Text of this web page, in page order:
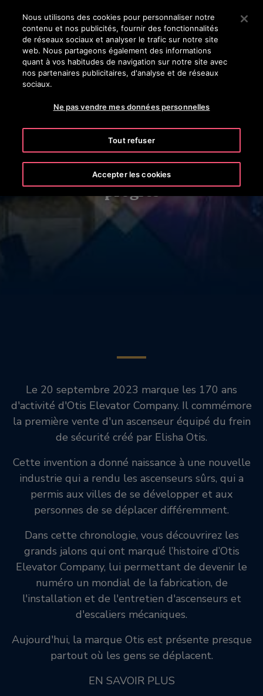
Appuyez sur Entrée pour passer au contenu principal
RECHERCHER
Notre histoire:
Une histoire d’innovations et de
progrès
Le 20 septembre 2023 marque les 170 ans
d'activité d'Otis Elevator Company. Il commémore
la première vente d'un ascenseur équipé du frein
de sécurité créé par Elisha Otis.
Cette invention a donné naissance à une nouvelle
industrie qui a rendu les ascenseurs sûrs, qui a
permis aux villes de se développer et aux
personnes de se déplacer différemment.
Dans cette chronologie, vous découvrirez les
grands jalons qui ont marqué l’histoire d’Otis
Elevator Company, lui permettant de devenir le
numéro un mondial de la fabrication, de
l'installation et de l'entretien d'ascenseurs et
d'escaliers mécaniques.
Aujourd'hui, la marque Otis est présente presque
partout où les gens se déplacent.
EN SAVOIR PLUS
Nous utilisons des cookies pour personnaliser notre
contenu et nos publicités, fournir des fonctionnalités
de réseaux sociaux et analyser le trafic sur notre site
web. Nous partageons également des informations
quant à vos habitudes de navigation sur notre site avec
nos partenaires publicitaires, d'analyse et de réseaux
sociaux.
Ne pas vendre mes données personnelles
Tout refuser
Accepter les cookies